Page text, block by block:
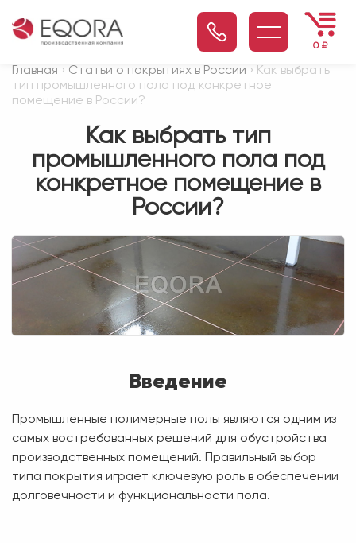
0 ₽
Главная › Статьи о покрытиях в России › Как выбрать
тип промышленного пола под конкретное
помещение в России?
Как выбрать тип
промышленного пола под
конкретное помещение в
России?
Введение
Промышленные полимерные полы являются одним из
самых востребованных решений для обустройства
производственных помещений. Правильный выбор
типа покрытия играет ключевую роль в обеспечении
долговечности и функциональности пола.